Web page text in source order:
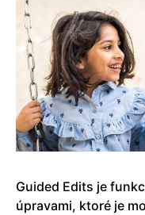
Guided Edits je
úpravami, ktoré je